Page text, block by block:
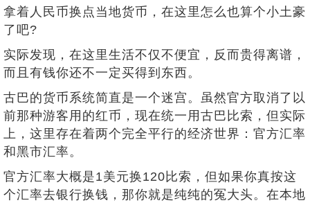
拿着人民币换点当地货币，在这里怎么也算个小土豪
了吧?
实际发现，在这里生活不仅不便宜，反而贵得离谱，
而且有钱你还不一定买得到东西。
古巴的货币系统简直是一个迷宫。虽然官方取消了以
前那种游客用的红币，现在统一用古巴比索，但实际
上，这里存在着两个完全平行的经济世界：官方汇率
和黑市汇率。
官方汇率大概是1美元换120比索，但如果你真按这
个汇率去银行换钱，那你就是纯纯的冤大头。在本地